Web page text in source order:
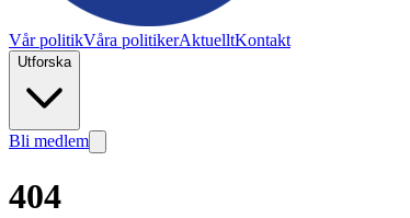
Vår politikVåra politikerAktuelltKontakt
Utforska
Bli medlem
404